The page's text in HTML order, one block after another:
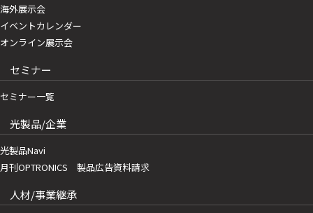
海外展示会
イベントカレンダー
オンライン展示会
セミナー
セミナー一覧
光製品/企業
光製品Navi
月刊OPTRONICS 製品広告資料請求
人材/事業継承